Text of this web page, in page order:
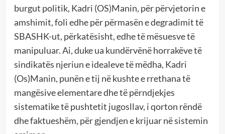
burgut politik, Kadri (OS)Manin, për përvjetorin e
amshimit, foli edhe për përmasën e degradimit të
SBASHK-ut, përkatësisht, edhe të mësuesve të
manipuluar. Ai, duke ua kundërvënë horrakëve të
sindikatës njeriun e idealeve të mëdha, Kadri
(Os)Manin, punën e tij në kushte e rrethana të
mangësive elementare dhe të përndjekjes
sistematike të pushtetit jugosllav, i qorton rëndë
dhe faktueshëm, për gjendjen e krijuar në sistemin